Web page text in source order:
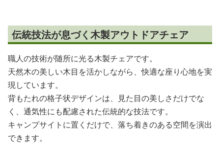
伝統技法が息づく木製アウトドアチェア
職人の技術が随所に光る木製チェアです。
天然木の美しい木目を活かしながら、快適な座り心地を実
現しています。
背もたれの格子状デザインは、見た目の美しさだけでな
く、通気性にも配慮された伝統的な技法です。
キャンプサイトに置くだけで、落ち着きのある空間を演出
できます。